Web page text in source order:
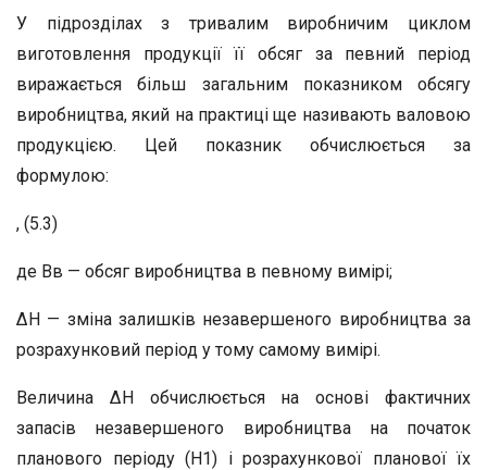
У підрозділах з тривалим виробничим циклом
виготовлення продукції її обсяг за певний період
виражається більш загальним показником обсягу
виробництва, який на практиці ще називають валовою
продукцією. Цей показник обчислюється за
формулою:
, (5.3)
де Вв — обсяг виробництва в певному вимірі;
ΔН — зміна залишків незавершеного виробництва за
розрахунковий період у тому самому вимірі.
Величина ΔН обчислюється на основі фактичних
запасів незавершеного виробництва на початок
планового періоду (Н1) і розрахункової планової їх